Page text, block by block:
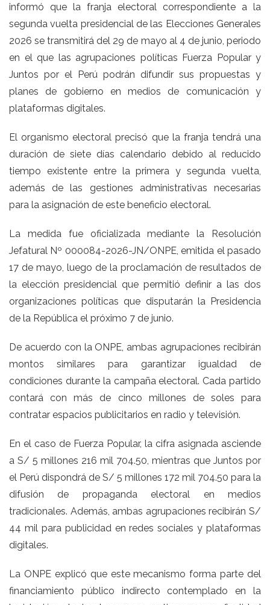
informó que la franja electoral correspondiente a la
segunda vuelta presidencial de las Elecciones Generales
2026 se transmitirá del 29 de mayo al 4 de junio, periodo
en el que las agrupaciones políticas Fuerza Popular y
Juntos por el Perú podrán difundir sus propuestas y
planes de gobierno en medios de comunicación y
plataformas digitales.
El organismo electoral precisó que la franja tendrá una
duración de siete días calendario debido al reducido
tiempo existente entre la primera y segunda vuelta,
además de las gestiones administrativas necesarias
para la asignación de este beneficio electoral.
La medida fue oficializada mediante la Resolución
Jefatural Nº 000084-2026-JN/ONPE, emitida el pasado
17 de mayo, luego de la proclamación de resultados de
la elección presidencial que permitió definir a las dos
organizaciones políticas que disputarán la Presidencia
de la República el próximo 7 de junio.
De acuerdo con la ONPE, ambas agrupaciones recibirán
montos similares para garantizar igualdad de
condiciones durante la campaña electoral. Cada partido
contará con más de cinco millones de soles para
contratar espacios publicitarios en radio y televisión.
En el caso de Fuerza Popular, la cifra asignada asciende
a S/ 5 millones 216 mil 704.50, mientras que Juntos por
el Perú dispondrá de S/ 5 millones 172 mil 704.50 para la
difusión de propaganda electoral en medios
tradicionales. Además, ambas agrupaciones recibirán S/
44 mil para publicidad en redes sociales y plataformas
digitales.
La ONPE explicó que este mecanismo forma parte del
financiamiento público indirecto contemplado en la